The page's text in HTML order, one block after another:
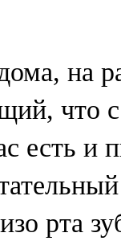
на
что
есть и
рта